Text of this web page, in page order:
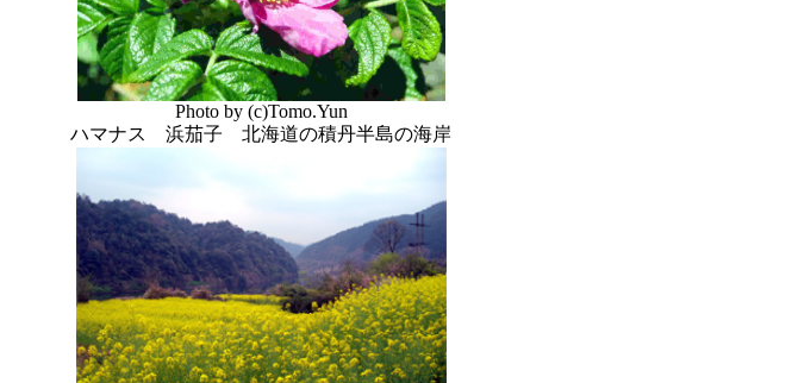
Photo by (c)Tomo.Yun
ハマナス 浜茄子 北海道の積丹半島の海岸